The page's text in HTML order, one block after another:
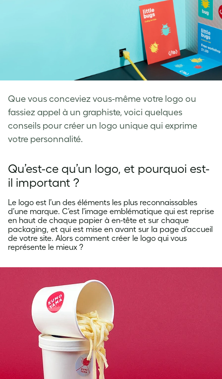
Que vous conceviez vous-même votre logo ou
fassiez appel à un graphiste, voici quelques
conseils pour créer un logo unique qui exprime
votre personnalité.
Qu’est-ce qu’un logo, et pourquoi est-
il important ?
Le logo est l’un des éléments les plus reconnaissables
d’une marque. C’est l’image emblématique qui est reprise
en haut de chaque papier à en-tête et sur chaque
packaging, et qui est mise en avant sur la page d’accueil
de votre site. Alors comment créer le logo qui vous
représente le mieux ?